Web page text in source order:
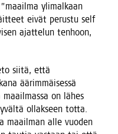
yli­mal­kaan
eivät perus­tu self
ajat­te­lun ten­hoon,
sii­tä, että
äärim­mäi­ses­sä
maa­il­mas­sa on lähes
ollak­seen tot­ta.
maa­il­man alle vuo­den